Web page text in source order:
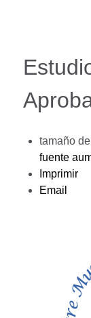
tamaño
fuente
Imprimir
Email